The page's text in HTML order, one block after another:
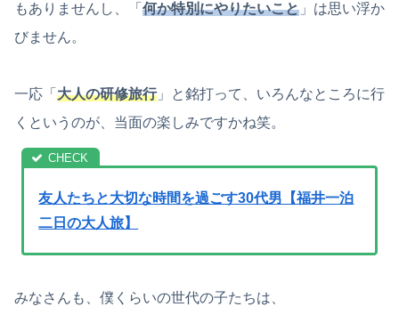
もありませんし、「 何か特別にやりたいこと 」は思い浮か
びません。
一応「 大人の研修旅行」と銘打って、いろんなところに行
くというのが、当面の楽しみですかね笑。
友人たちと大切な時間を過ごす30代男【福井一泊
二日の大人旅】
みなさんも、僕くらいの世代の子たちは、